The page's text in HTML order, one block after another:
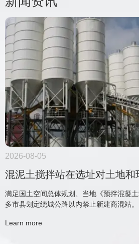
2026-08-05
混泥土搅拌站在选址对土地和
满足国土空间总体规划、当地《预拌混凝
多市县划定绕城公路以内禁止新建商混站。
Learn more